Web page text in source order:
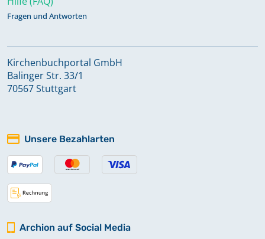
Fragen und Antworten
Kirchenbuchportal GmbH
Balinger Str. 33/1
70567 Stuttgart
Unsere Bezahlarten
Archion auf Social Media